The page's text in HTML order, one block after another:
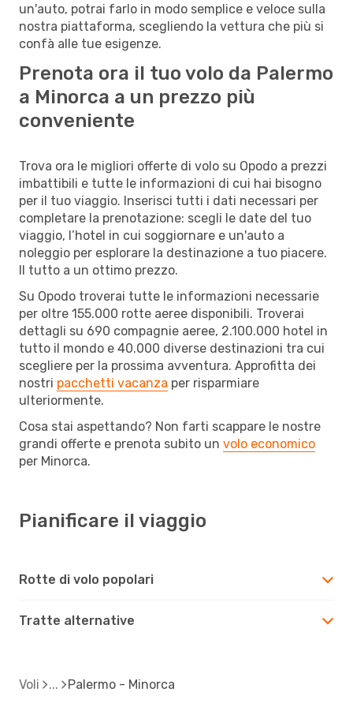
un'auto, potrai farlo in modo semplice e veloce sulla
nostra piattaforma, scegliendo la vettura che più si
confà alle tue esigenze.
Prenota ora il tuo volo da Palermo
a Minorca a un prezzo più
conveniente
Trova ora le migliori offerte di volo su Opodo a prezzi
imbattibili e tutte le informazioni di cui hai bisogno
per il tuo viaggio. Inserisci tutti i dati necessari per
completare la prenotazione: scegli le date del tuo
viaggio, l’hotel in cui soggiornare e un'auto a
noleggio per esplorare la destinazione a tuo piacere.
Il tutto a un ottimo prezzo.
Su Opodo troverai tutte le informazioni necessarie
per oltre 155.000 rotte aeree disponibili. Troverai
dettagli su 690 compagnie aeree, 2.100.000 hotel in
tutto il mondo e 40.000 diverse destinazioni tra cui
scegliere per la prossima avventura. Approfitta dei
nostri pacchetti vacanza per risparmiare
ulteriormente.
Cosa stai aspettando? Non farti scappare le nostre
grandi offerte e prenota subito un volo economico
per Minorca.
Pianificare il viaggio
Rotte di volo popolari
Tratte alternative
Voli Palermo - Minorca